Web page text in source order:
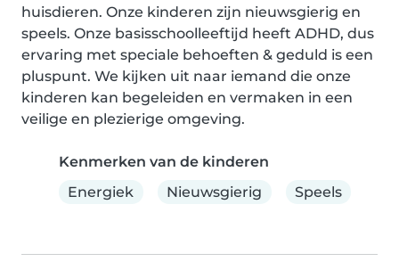
huisdieren. Onze kinderen zijn nieuwsgierig en
speels. Onze basisschoolleeftijd heeft ADHD, dus
ervaring met speciale behoeften & geduld is een
pluspunt. We kijken uit naar iemand die onze
kinderen kan begeleiden en vermaken in een
veilige en plezierige omgeving.
Kenmerken van de kinderen
Energiek
Nieuwsgierig Speels